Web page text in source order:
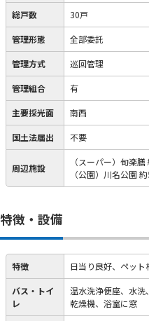
総戸数 30戸
管理形態 全部委託
管理方式 巡回管理
管理組合 有
主要採光面 南西
国土法届出 不要
周辺施設
（スーパー）旬楽
（公園）川名公園
特徴・設備
特徴 日当り良好、ペッ
バス・トイ
レ
温水洗浄便座、水洗
乾燥機、浴室に窓